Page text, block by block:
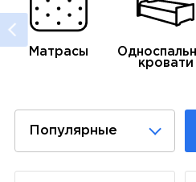
Матрасы
кровати
Популярные